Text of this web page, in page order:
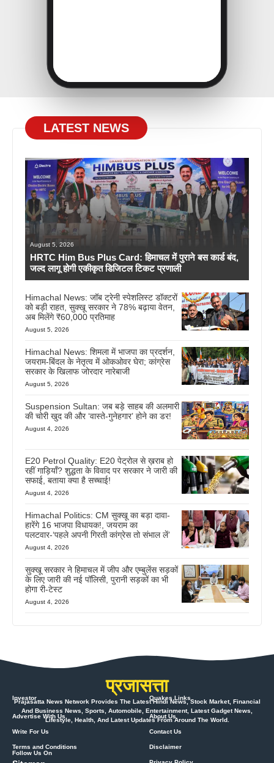
LATEST NEWS
August 5, 2026
HRTC Him Bus Plus Card: हिमाचल में पुराने बस कार्ड बंद,
जल्द लागू होगी एकीकृत डिजिटल टिकट प्रणाली
Himachal News: जॉब ट्रेनी स्पेशलिस्ट डॉक्टरों
को बड़ी राहत, सुक्खू सरकार ने 78% बढ़ाया वेतन,
अब मिलेंगे ₹60,000 प्रतिमाह
August 5, 2026
Himachal News: शिमला में भाजपा का प्रदर्शन,
जयराम-बिंदल के नेतृत्व में ओकओवर घेरा; कांग्रेस
सरकार के खिलाफ जोरदार नारेबाजी
August 5, 2026
Suspension Sultan: जब बड़े साहब की अलमारी
की चोरी खुद की और ‘वास्ते-गुनेहगार’ होने का डर!
August 4, 2026
E20 Petrol Quality: E20 पेट्रोल से ख़राब हो
रहीं गाड़ियाँ? शुद्धता के विवाद पर सरकार ने जारी की
सफाई, बताया क्या है सच्चाई!
August 4, 2026
Himachal Politics: CM सुक्खू का बड़ा दावा-
हारेंगे 16 भाजपा विधायक!, जयराम का
पलटवार-‘पहले अपनी गिरती कांग्रेस तो संभाल लें’
August 4, 2026
सुक्खू सरकार ने हिमाचल में जीप और एम्बुलेंस सड़कों
के लिए जारी की नई पॉलिसी, पुरानी सड़कों का भी
होगा री-टेस्ट
August 4, 2026
प्रजासत्ता
Prajasatta News Network Provides The Latest Hindi News, Stock Market, Financial
And Business News, Sports, Automobile, Entertainment, Latest Gadget News,
Lifestyle, Health, And Latest Updates From Around The World.
Investor
Advertise With Us
Write For Us
Terms and Conditions
Quakes Links
About Us
Contact Us
Disclaimer
Follow Us On